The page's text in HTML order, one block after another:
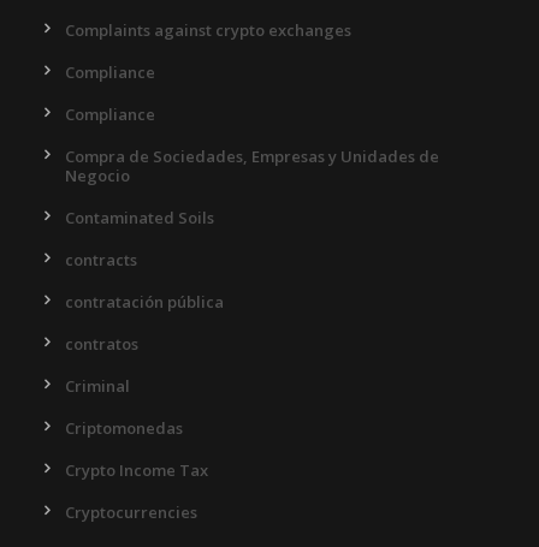
Complaints against crypto exchanges
Compliance
Compliance
Compra de Sociedades, Empresas y Unidades de
Negocio
Contaminated Soils
contracts
contratación pública
contratos
Criminal
Criptomonedas
Crypto Income Tax
Cryptocurrencies